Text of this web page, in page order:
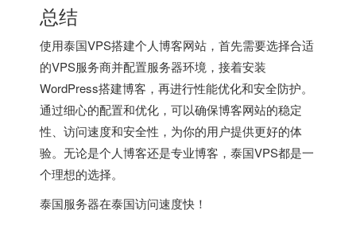
总结
使用泰国VPS搭建个人博客网站，首先需要选择合适
的VPS服务商并配置服务器环境，接着安装
WordPress搭建博客，再进行性能优化和安全防护。
通过细心的配置和优化，可以确保博客网站的稳定
性、访问速度和安全性，为你的用户提供更好的体
验。无论是个人博客还是专业博客，泰国VPS都是一
个理想的选择。
泰国服务器在泰国访问速度快！